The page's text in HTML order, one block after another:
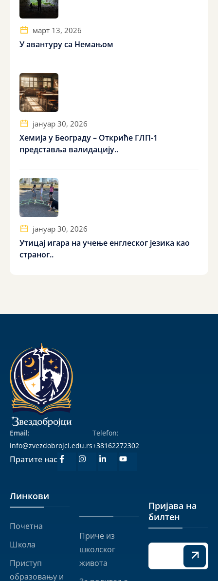
март 13, 2026
У авантуру са Немањом
јануар 30, 2026
Хемија у Београду – Откриће ГЛП-1
представља валидацију..
јануар 30, 2026
Утицај игара на учење енглеског језика као
страног..
Email:
info@zvezdobrojci.edu.rs
Telefon:
+38162272302
Пратите нас
Линкови
Почетна
Школа
Приступ
образовању и
Приче из
школског
живота
Пријава на
билтен